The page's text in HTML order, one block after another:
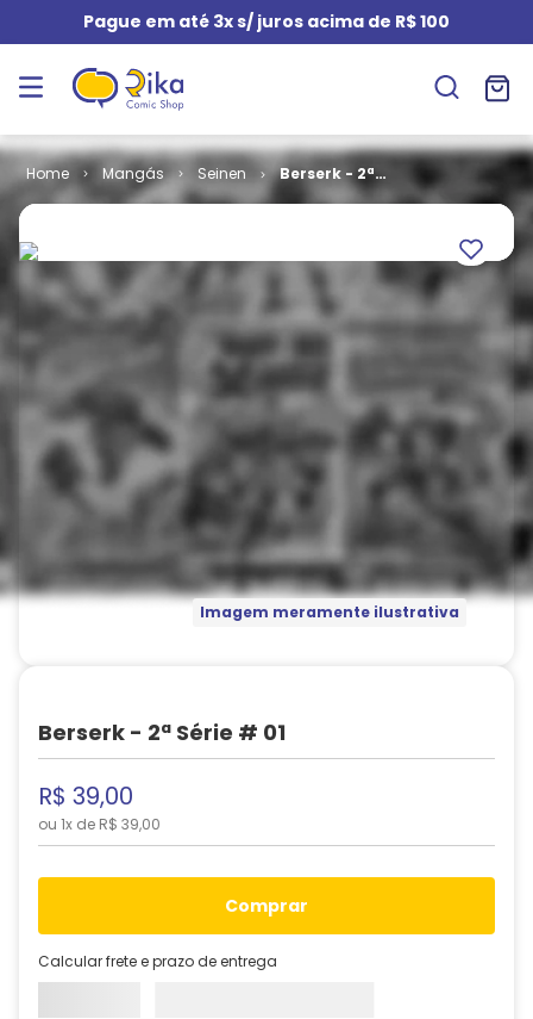
Pague em até 3x s/ juros acima de R$ 100
Mangás Seinen
Berserk - 2ª
Série # 01
Imagem meramente ilustrativa
Berserk - 2ª Série # 01
R$ 39,00
ou 1x de R$ 39,00
comprar
Calcular frete e prazo de entrega